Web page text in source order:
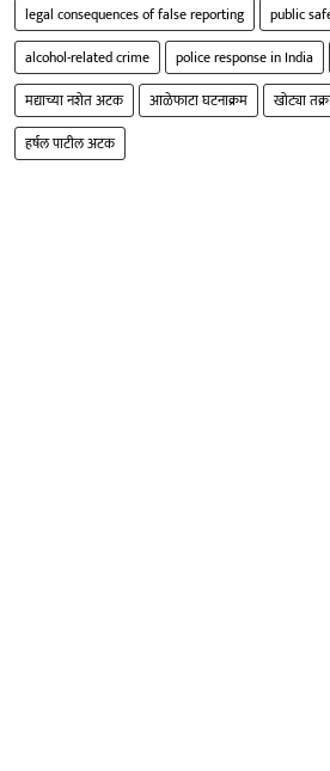
legal consequences of false reporting
public
alcohol-related crime
police response in India
मद्याच्या नशेत अटक
आळेफाटा घटनाक्रम
खोट्या
हर्षल पाटील अटक